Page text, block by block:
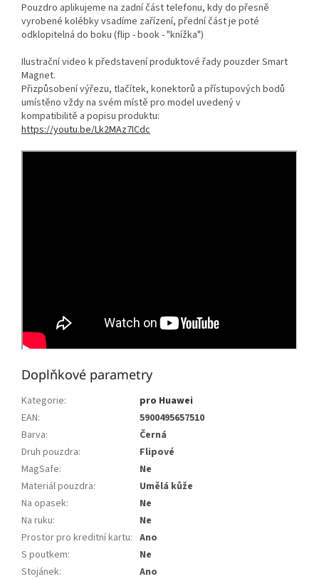
Pouzdro aplikujeme na zadní část telefonu, kdy do přesně
vyrobené kolébky vsadíme zařízení, přední část je poté
odklopitelná do boku (flip - book - "knížka")
Ilustrační video k představení produktové řady pouzder Smart
Magnet.
Přizpůsobení výřezu, tlačítek, konektorů a přístupových bodů
umístěno vždy na svém místě pro model uvedený v
kompatibilitě a popisu produktu:
https://youtu.be/Lk2MAz7ICdc
Doplňkové parametry
Kategorie:
pro Huawei
EAN:
5900495657510
Barva:
Černá
Druh pouzdra:
Flipové
MagSafe:
Ne
Materiál pouzdra:
Umělá kůže
Na opasek:
Ne
Na ruku:
Ne
Prostor pro kreditní kartu: Ano
S poutkem:
Ne
Stojánek: Ano